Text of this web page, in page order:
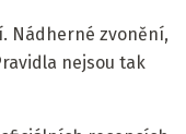
Nádherné zvonění,
nejsou tak